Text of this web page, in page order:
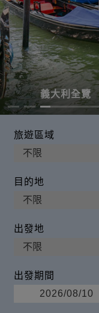
羊年行大運 奧捷品酒 義大利全覽
旅遊區域
目的地
出發地
出發期間